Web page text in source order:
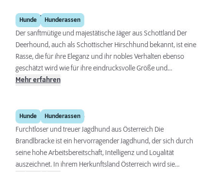
machen ihn zu einem geschätzten Begleiter für Bergjäger.
Hunde Hunderassen
Deerhound
Der sanftmütige und majestätische Jäger aus Schottland Der
Deerhound, auch als Schottischer Hirschhund bekannt, ist eine
Rasse, die für ihre Eleganz und ihr nobles Verhalten ebenso
geschätzt wird wie für ihre eindrucksvolle Größe und
Schnelligkeit. Ursprünglich für die Hirschjagd in den schottischen
Begleiter in vielen Haushalten macht. Trotz seiner Größe besitzt
der Deerhound eine bemerkenswerte Sanftheit und Anmut, die
ihn sowohl auf dem Feld als auch zu Hause zu einem
angenehmen Gefährten machen.
Mehr erfahren
Hunde Hunderassen
Brandlbracke
Furchtloser und treuer Jagdhund aus Österreich Die
Brandlbracke ist ein hervorragender Jagdhund, der sich durch
seine hohe Arbeitsbereitschaft, Intelligenz und Loyalität
auszeichnet. In ihrem Herkunftsland Österreich wird sie